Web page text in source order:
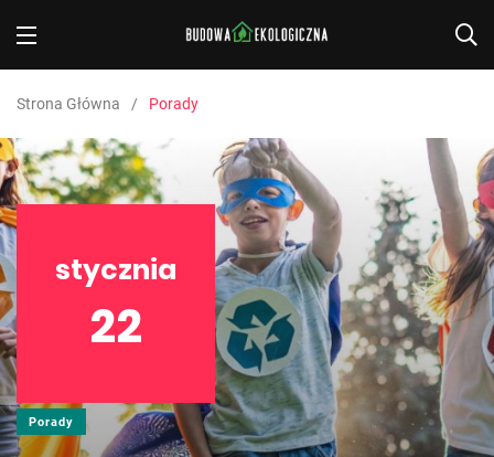
Strona Główna Porady
stycznia
22
Porady